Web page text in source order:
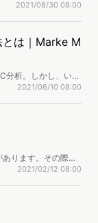
例をご紹介しま
2021/08/30 08:00
とは｜Marke M
分析。しかし、いざ
タをまとめる煩雑
スマートな3C分析
りお申し込みくだ
2021/06/10 08:00
ります。その際に
「3C分析」「SWOT
2021/02/12 08:00